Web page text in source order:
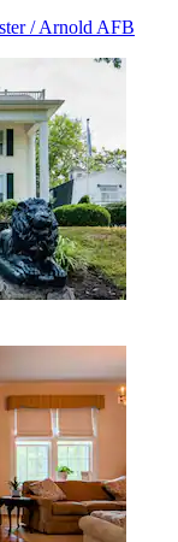
/ Arnold AFB